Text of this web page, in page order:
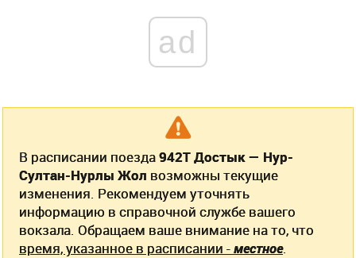
ad
В расписании поезда942Т Достык — Нур-
Султан-Нурлы Жол возможны текущие
изменения. Рекомендуем уточнять
информацию в справочной службе вашего
вокзала. Обращаем ваше внимание на то, что
время, указанное в расписании -местное.